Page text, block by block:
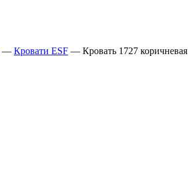
— Кровати ESF — Кровать 1727 коричневая